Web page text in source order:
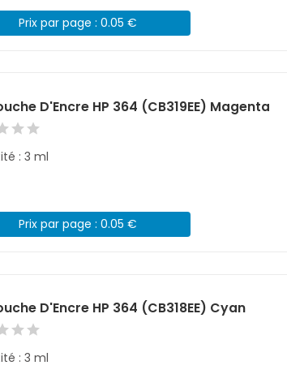
Prix par page : 0.05 €
D'Encre HP 364 (CB319EE) Magenta
: 3 ml
Prix par page : 0.05 €
D'Encre HP 364 (CB318EE) Cyan
: 3 ml